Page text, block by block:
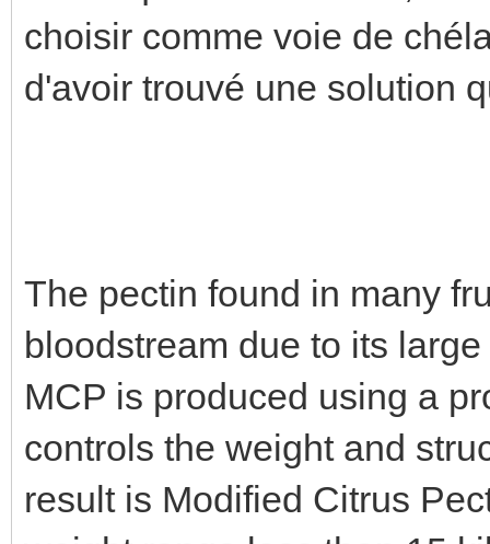
choisir comme voie de
d'avoir trouvé une solution
The pectin found in many
bloodstream due to its
MCP is produced using a
controls the weight and
result is Modified Citrus